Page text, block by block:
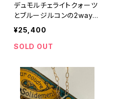
デュモルチェライトクォーツ
とブルージルコンの2wayネ
ックレス【Kauaʻi collectio
¥25,400
SOLD OUT